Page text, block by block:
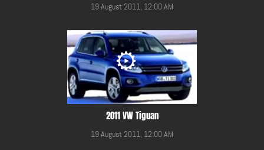
19 August 2011, 12:00 AM
2011 VW Tiguan
19 August 2011, 12:00 AM